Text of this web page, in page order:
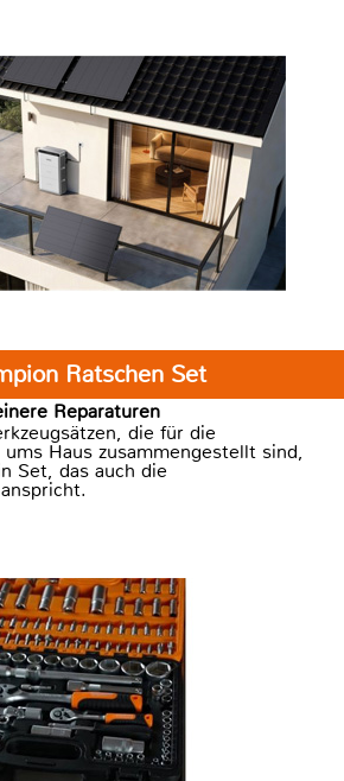
Ratschen Set
Reparaturen
die für die
Haus zusammengestellt sind,
Set, das auch die